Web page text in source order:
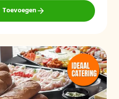
Toevoegen